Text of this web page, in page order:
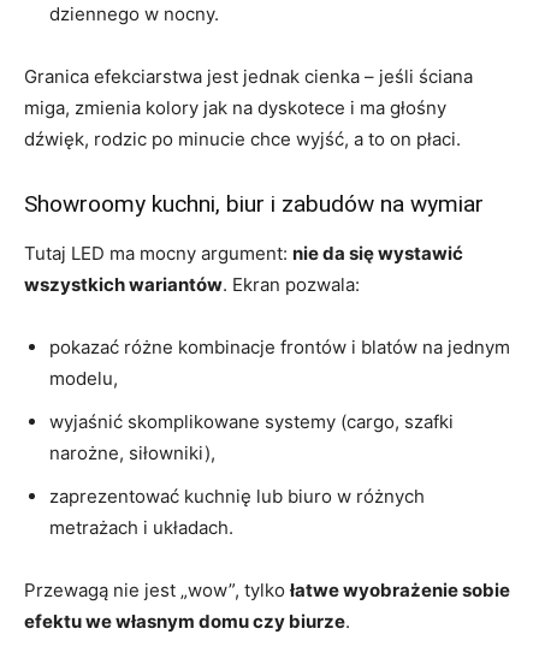
dziennego w nocny.
Granica efekciarstwa jest jednak cienka – jeśli ściana
miga, zmienia kolory jak na dyskotece i ma głośny
dźwięk, rodzic po minucie chce wyjść, a to on płaci.
Showroomy kuchni, biur i zabudów na wymiar
Tutaj LED ma mocny argument: nie da się wystawić
wszystkich wariantów. Ekran pozwala:
pokazać różne kombinacje frontów i blatów na jednym
modelu,
wyjaśnić skomplikowane systemy (cargo, szafki
narożne, siłowniki),
zaprezentować kuchnię lub biuro w różnych
metrażach i układach.
Przewagą nie jest „wow”, tylko łatwe wyobrażenie sobie
efektu we własnym domu czy biurze.